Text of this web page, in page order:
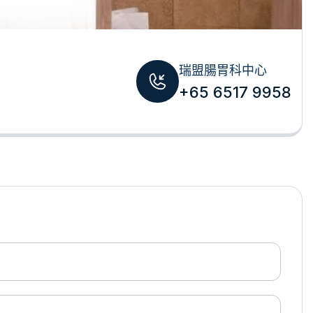
瑞盟腸胃科中心
+65 6517 9958